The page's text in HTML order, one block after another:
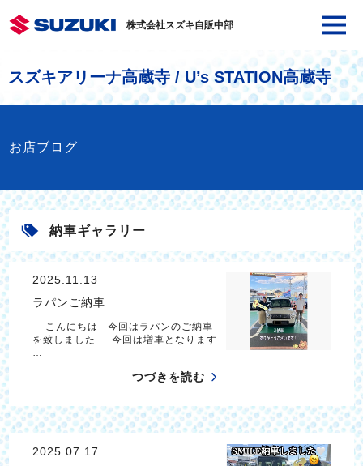
株式会社スズキ自販中部
スズキアリーナ高蔵寺 / U’s STATION高蔵寺
お店ブログ
納車ギャラリー
2025.11.13
ラパンご納車
こんにちは 今回はラパンのご納車
を致しました 今回は増車となります
…
つづきを読む
2025.07.17